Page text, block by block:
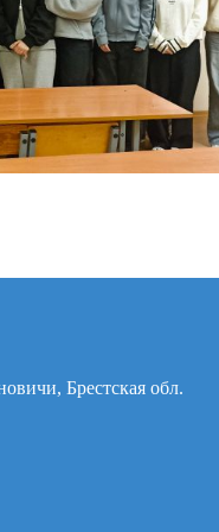
Брестская обл.